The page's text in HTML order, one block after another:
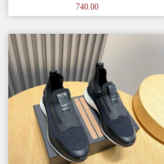
典休闲鞋，以细节和创造力
740.00